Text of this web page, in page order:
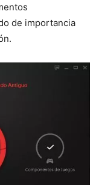
de importancia